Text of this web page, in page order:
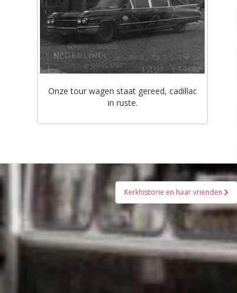
Onze tour wagen staat gereed, cadillac
in ruste.
Kerkhistorie en haar vrienden